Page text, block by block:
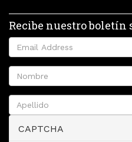
Recibe nuestro boletín
CAPTCHA